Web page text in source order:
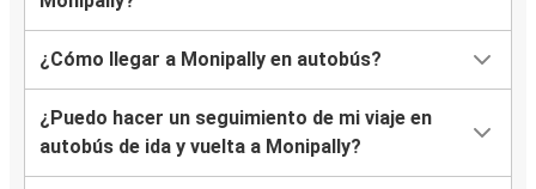
¿Cómo llegar a Monipally en autobús?
¿Puedo hacer un seguimiento de mi viaje en
autobús de ida y vuelta a Monipally?